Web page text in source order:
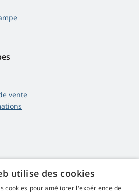
vente
utilise des cookies
cookies pour améliorer l'expérience de